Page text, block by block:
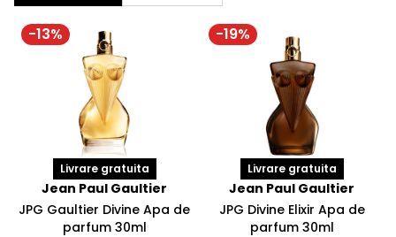
-13%
Livrare gratuita
Jean Paul Gaultier
JPG Gaultier Divine Apa de
parfum 30ml
-19%
Livrare gratuita
Jean Paul Gaultier
JPG Divine Elixir Apa de
parfum 30ml